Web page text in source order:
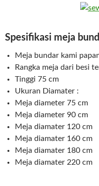
Spesifikasi meja
Meja bundar kami
Rangka meja dari besi
Tinggi 75 cm
Ukuran Diamater :
Meja diameter 75 cm
Meja diameter 90 cm
Meja diamater 120 cm
Meja diamater 160 cm
Meja diamater 180 cm
Meja diamater 220 cm